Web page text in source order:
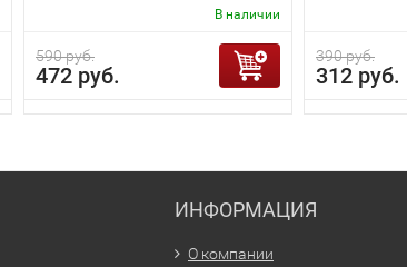
В наличии
590 руб.
472 руб.
390 руб.
312 руб.
ИНФОРМАЦИЯ
О компании